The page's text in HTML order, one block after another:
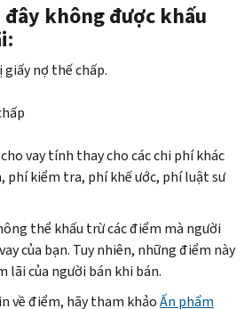
đây không được khấu
giấy nợ thế chấp.
vay tính thay cho các chi phí khác
phí kiểm tra, phí khế ước, phí luật sư
thể khấu trừ các điểm mà người
của bạn. Tuy nhiên, những điểm này
lãi của người bán khi bán.
về điểm, hãy tham khảoẤn phẩm